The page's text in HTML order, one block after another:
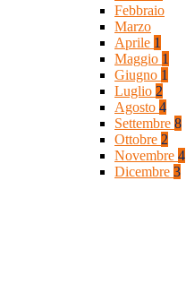
Febbraio
Marzo
Aprile 1
Maggio 1
Giugno 1
Luglio 2
Agosto 4
Settembre 8
Ottobre 2
Novembre 4
Dicembre 3